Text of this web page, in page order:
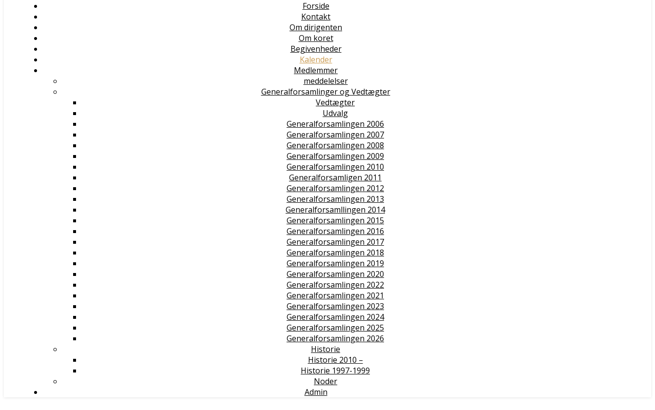
Forside
Kontakt
Om dirigenten
Om koret
Begivenheder
Kalender
Medlemmer
meddelelser
Generalforsamlinger og Vedtægter
Vedtægter
Udvalg
Generalforsamlingen 2006
Generalforsamlingen 2007
Generalforsamlingen 2008
Generalforsamlingen 2009
Generalforsamlingen 2010
Generalforsamligen 2011
Generalforsamlingen 2012
Generalforsamlingen 2013
Generalforsamllingen 2014
Generalforsamlingen 2015
Generalforsamlingen 2016
Generalforsamlingen 2017
Generalforsamlingen 2018
Generalforsamlingen 2019
Generalforsamlingen 2020
Generalforsamlingen 2022
Generalforsamlingen 2021
Generalforsamlingen 2023
Generalforsamlingen 2024
Generalforsamlingen 2025
Generalforsamlingen 2026
Historie
Historie 2010 –
Historie 1997-1999
Noder
Admin